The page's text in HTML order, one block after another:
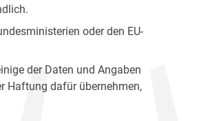
oder den EU-
der Daten und Angaben
Haftung dafür übernehmen,